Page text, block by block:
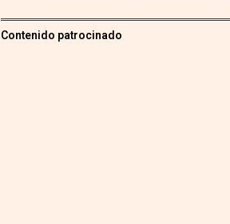
Contenido patrocinado